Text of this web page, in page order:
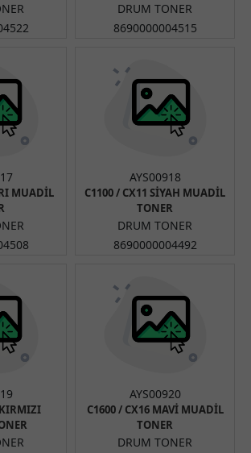
DRUM TONER
8690000004515
MUADİL
AYS00918
C1100 / CX11 SİYAH MUADİL
TONER
DRUM TONER
8690000004492
AYS00920
C1600 / CX16 MAVİ MUADİL
TONER
DRUM TONER